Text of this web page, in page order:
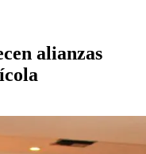
alianzas